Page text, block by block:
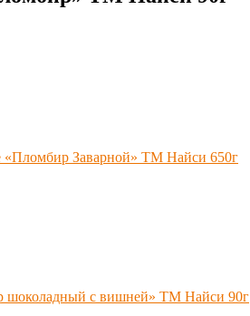
«Пломбир Заварной» ТМ Найси 650г
шоколадный с вишней» ТМ Найси 90г